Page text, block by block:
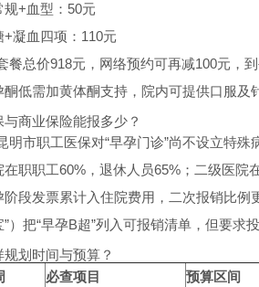
规+血型：50元
+凝血四项：110元
餐总价918元，网络预约可再减100元，
酮低需加黄体酮支持，院内可提供口服及
与商业保险能报多少？
明市职工医保对“早孕门诊”尚不设立特
在职职工60%，退休人员65%；二级医
阶段发票累计入住院费用，二次报销比例
”）把“早孕B超”列入可报销清单，但要求
规划时间与预算？
必查项目 预算区间